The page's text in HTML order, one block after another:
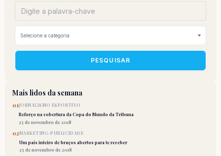
PESQUISAR
Mais lidos da semana
01 JORNALISMO ESPORTIVO
Reforço na cobertura da Copa do Mundo da Tribuna
25 de novembro de 2018
02MARKETING-PUBLICIDADE
Um país inteiro de braços abertos para te receber
25 de novembro de 2018